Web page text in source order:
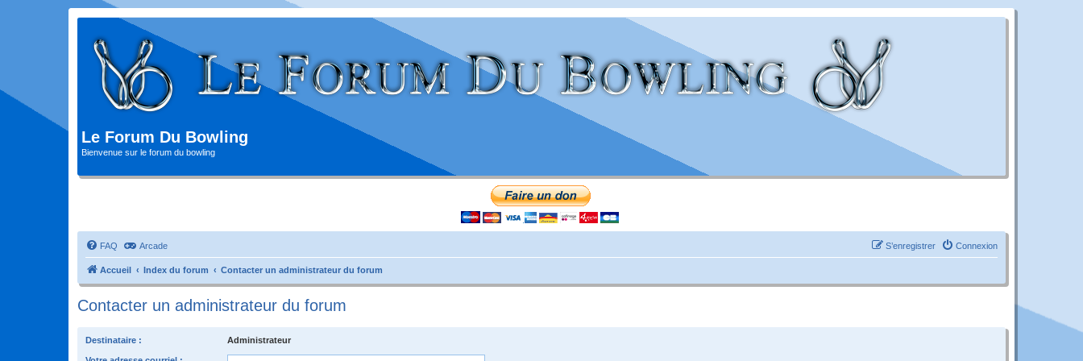
Le Forum Du Bowling
Bienvenue sur le forum du bowling
FAQ Arcade Connexion
S’enregistrer
Accueil Index du forum Contacter un administrateur du forum
Contacter un administrateur du forum
Destinataire : Administrateur